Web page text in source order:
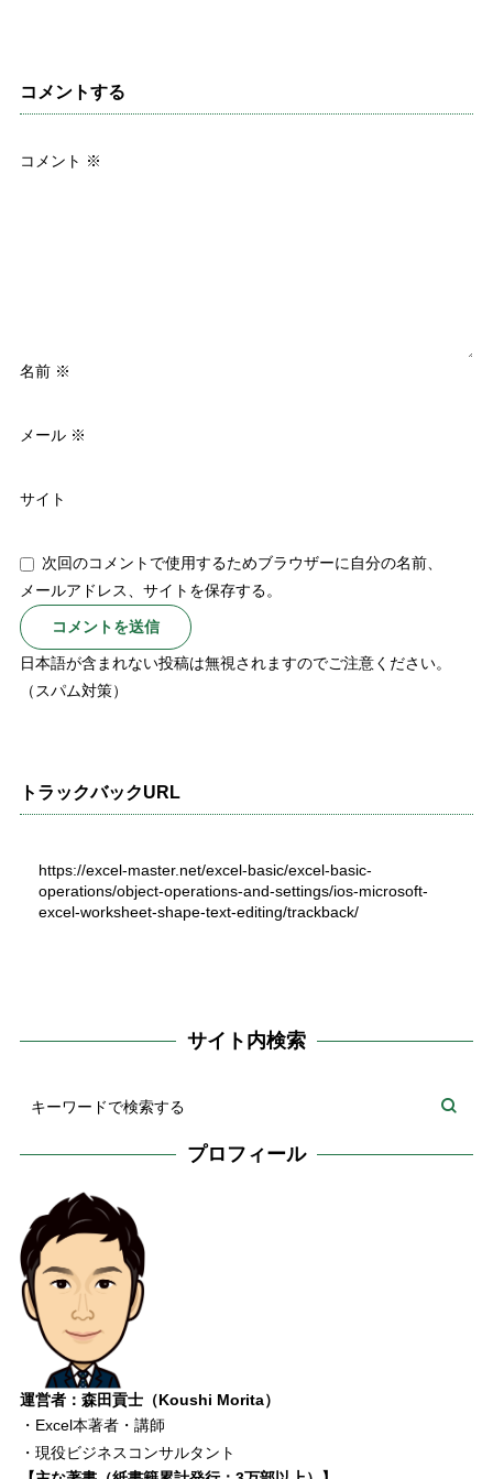
コメントする
コメント ※
名前 ※
メール ※
サイト
次回のコメントで使用するためブラウザーに自分の名前、
メールアドレス、サイトを保存する。
日本語が含まれない投稿は無視されますのでご注意ください。
（スパム対策）
トラックバックURL
https://excel-master.net/excel-basic/excel-basic-
operations/object-operations-and-settings/ios-microsoft-
excel-worksheet-shape-text-editing/trackback/
サイト内検索
プロフィール
運営者：森田貢士（Koushi Morita）
・Excel本著者・講師
・現役ビジネスコンサルタント